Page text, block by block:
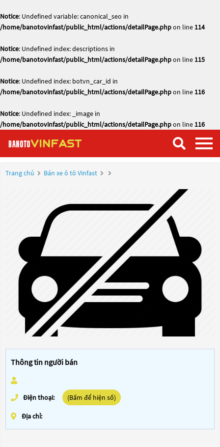
Notice: Undefined variable: canonical_seo in
/home/banotovinfast/public_html/actions/detailPage.phpon line 114
Notice: Undefined index: descriptions in
/home/banotovinfast/public_html/actions/detailPage.phpon line 115
Notice: Undefined index: botvn_car_id in
/home/banotovinfast/public_html/actions/detailPage.phpon line 116
Notice: Undefined index: _image in
/home/banotovinfast/public_html/actions/detailPage.phpon line 116
Trang chủ Bán xe ô tô Vinfast
Thông tin người bán
Điện thoại: (Bấm để hiện số)
Địa chỉ: